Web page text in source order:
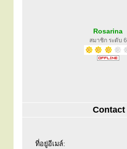
Rosarina
สมาชิก ระดับ 6
Contact
ที่อยู่อีเมล์: